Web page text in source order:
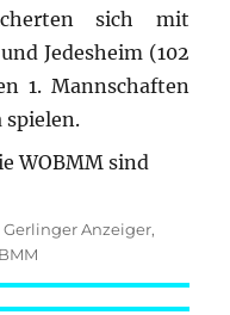
sich mit
Jedesheim (102
1. Mannschaften
spielen.
WOBMM sind
Kategorien
Gerlinger Anzeiger,